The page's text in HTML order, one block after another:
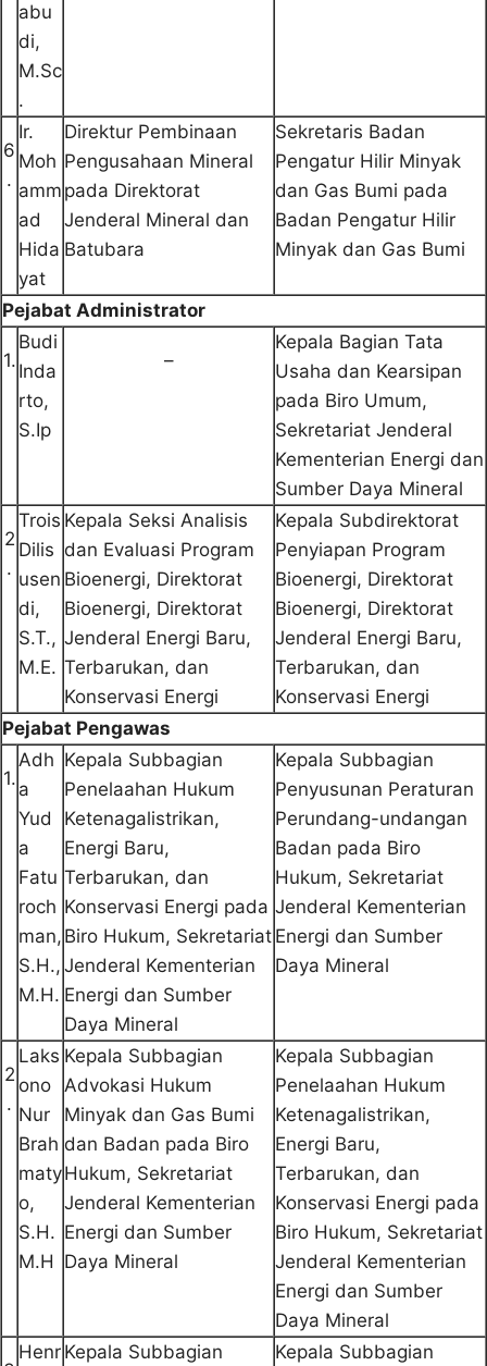
abu
di,
M.Sc
.
6
.
Ir.
Moh
amm
ad
Hida
yat
Direktur Pembinaan
Pengusahaan Mineral
pada Direktorat
Jenderal Mineral dan
Batubara
Sekretaris Badan
Pengatur Hilir Minyak
dan Gas Bumi pada
Badan Pengatur Hilir
Minyak dan Gas Bumi
Pejabat Administrator
1.
Budi
Inda
rto,
S.Ip
–
Kepala Bagian Tata
Usaha dan Kearsipan
pada Biro Umum,
Sekretariat Jenderal
Kementerian Energi dan
Sumber Daya Mineral
2
.
Trois
Dilis
usen
di,
S.T.,
M.E.
Kepala Seksi Analisis
dan Evaluasi Program
Bioenergi, Direktorat
Bioenergi, Direktorat
Jenderal Energi Baru,
Terbarukan, dan
Konservasi Energi
Kepala Subdirektorat
Penyiapan Program
Bioenergi, Direktorat
Bioenergi, Direktorat
Jenderal Energi Baru,
Terbarukan, dan
Konservasi Energi
Pejabat Pengawas
1.
Adh
a
Yud
a
Fatu
roch
man,
S.H.,
M.H.
Kepala Subbagian
Penelaahan Hukum
Ketenagalistrikan,
Energi Baru,
Terbarukan, dan
Konservasi Energi pada
Biro Hukum, Sekretariat
Jenderal Kementerian
Energi dan Sumber
Daya Mineral
Kepala Subbagian
Penyusunan Peraturan
Perundang-undangan
Badan pada Biro
Hukum, Sekretariat
Jenderal Kementerian
Energi dan Sumber
Daya Mineral
2
.
Laks
ono
Nur
Brah
maty
o,
S.H.
M.H
Kepala Subbagian
Advokasi Hukum
Minyak dan Gas Bumi
dan Badan pada Biro
Hukum, Sekretariat
Jenderal Kementerian
Energi dan Sumber
Daya Mineral
Kepala Subbagian
Penelaahan Hukum
Ketenagalistrikan,
Energi Baru,
Terbarukan, dan
Konservasi Energi pada
Biro Hukum, Sekretariat
Jenderal Kementerian
Energi dan Sumber
Daya Mineral
Henr Kepala Subbagian
Kepala Subbagian